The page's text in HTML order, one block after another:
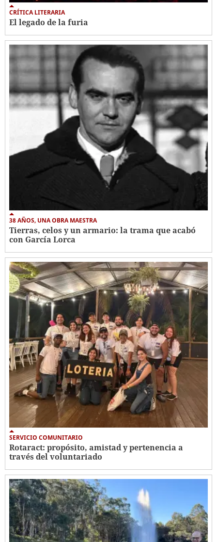
CRÍTICA LITERARIA
El legado de la furia
38 AÑOS, UNA OBRA MAESTRA
Tierras, celos y un armario: la trama que acabó
con García Lorca
SERVICIO COMUNITARIO
Rotaract: propósito, amistad y pertenencia a
través del voluntariado